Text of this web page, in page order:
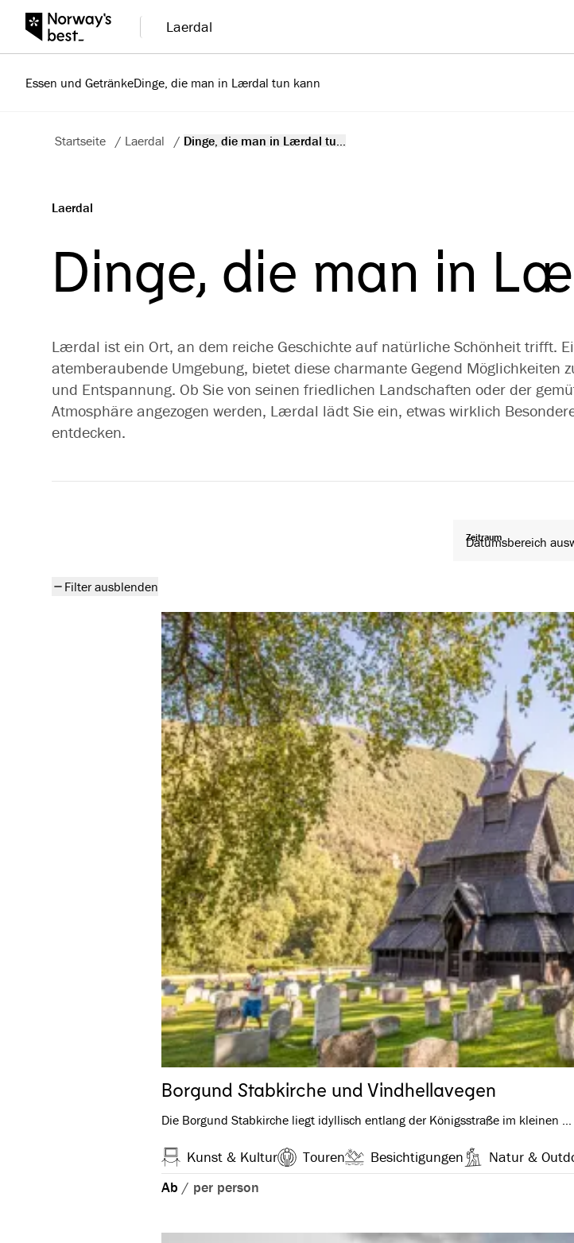
Laerdal
Essen und GetränkeDinge, die man in Lærdal tun kann
Startseite / Laerdal / Dinge, die man in Lærdal tu...
Laerdal
Dinge, die man in
Lærdal ist ein Ort, an dem reiche Geschichte auf natürliche Schönheit trifft.
atemberaubende Umgebung, bietet diese charmante Gegend Möglichkeiten
und Entspannung. Ob Sie von seinen friedlichen Landschaften oder der
Atmosphäre angezogen werden, Lærdal lädt Sie ein, etwas wirklich
entdecken.
Filter ausblenden
Zeitraum
Datumsbereich
Borgund Stabkirche und Vindhellavegen
Die Borgund Stabkirche liegt idyllisch entlang der Königsstraße im kleinen …
Kunst & Kultur Touren Besichtigungen Natur &
Ab / per person